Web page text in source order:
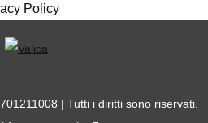
Policy
| Tutti i diritti sono riservati.